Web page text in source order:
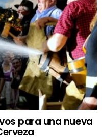
para una nueva